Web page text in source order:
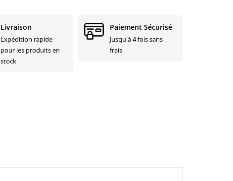
Livraison
Expédition rapide
pour les produits en
stock
Paiement Sécurisé
Jusqu'à 4 fois sans
frais